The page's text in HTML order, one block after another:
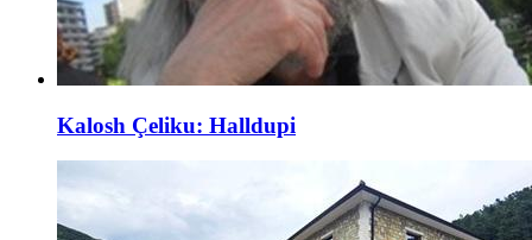
Kalosh Çeliku: Halldupi